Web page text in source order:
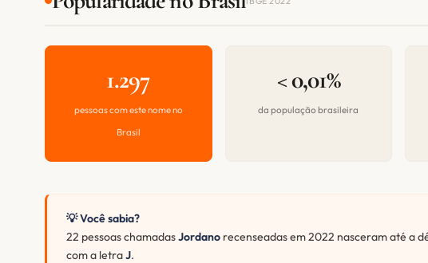
1.297
pessoas com este nome no
Brasil
< 0,01%
da população brasileira
💡 Você sabia?
22 pessoas chamadasJordano recenseadas em 2022 nasceram até a
com a letraJ.